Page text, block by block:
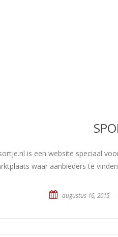
is een website speciaal
waar aanbieders te
augustus 16, 2015